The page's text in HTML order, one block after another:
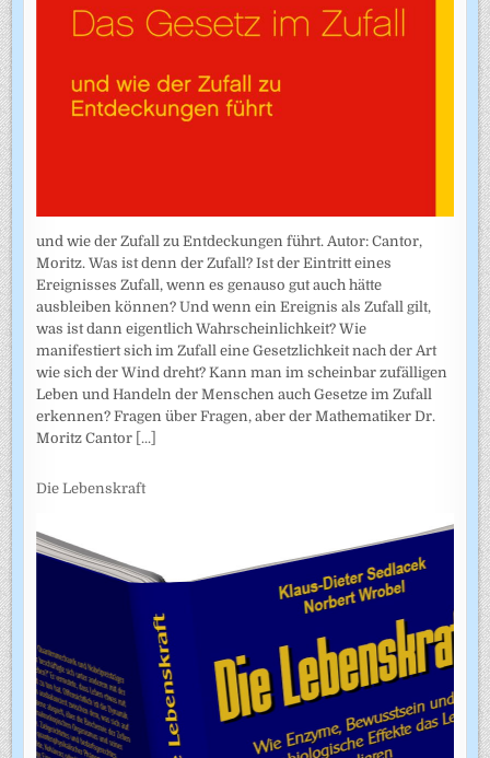
und wie der Zufall zu Entdeckungen führt. Autor: Cantor,
Moritz. Was ist denn der Zufall? Ist der Eintritt eines
Ereignisses Zufall, wenn es genauso gut auch hätte
ausbleiben können? Und wenn ein Ereignis als Zufall gilt,
was ist dann eigentlich Wahrscheinlichkeit? Wie
manifestiert sich im Zufall eine Gesetzlichkeit nach der Art
wie sich der Wind dreht? Kann man im scheinbar zufälligen
Leben und Handeln der Menschen auch Gesetze im Zufall
erkennen? Fragen über Fragen, aber der Mathematiker Dr.
Moritz Cantor [...]
Die Lebenskraft